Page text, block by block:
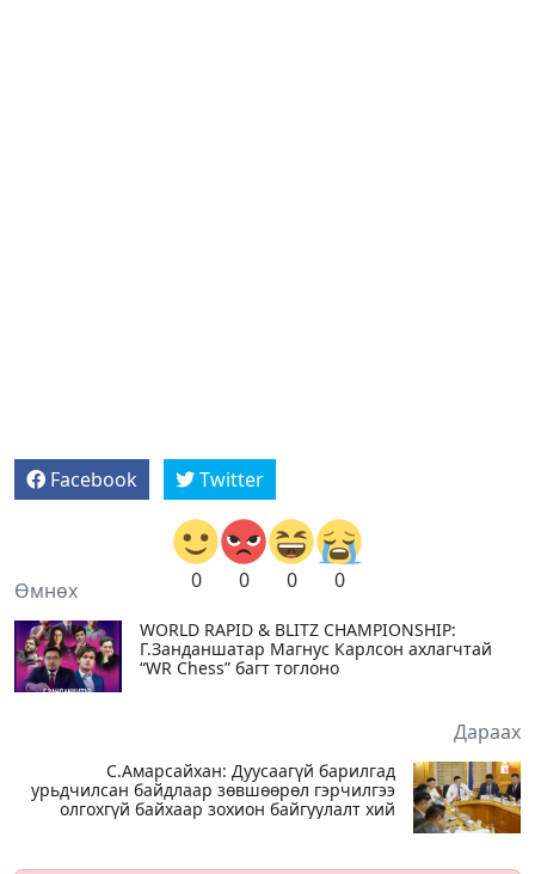
Facebook Twitter
0 0 0 0
Өмнөх
WORLD RAPID & BLITZ CHAMPIONSHIP:
Г.Занданшатар Магнус Карлсон ахлагчтай
“WR Chess” багт тоглоно
Дараах
С.Амарсайхан: Дуусаагүй барилгад
урьдчилсан байдлаар зөвшөөрөл гэрчилгээ
олгохгүй байхаар зохион байгуулалт хий